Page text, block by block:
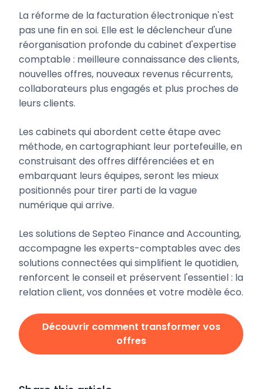
La réforme de la facturation électronique n'est
pas une fin en soi. Elle est le déclencheur d'une
réorganisation profonde du cabinet d'expertise
comptable : meilleure connaissance des clients,
nouvelles offres, nouveaux revenus récurrents,
collaborateurs plus engagés et plus proches de
leurs clients.
Les cabinets qui abordent cette étape avec
méthode, en cartographiant leur portefeuille, en
construisant des offres différenciées et en
embarquant leurs équipes, seront les mieux
positionnés pour tirer parti de la vague
numérique qui arrive.
Les solutions de Septeo Finance and Accounting,
accompagne les experts-comptables avec des
solutions connectées qui simplifient le quotidien,
renforcent le conseil et préservent l'essentiel : la
relation client, vos données et votre modèle éco.
Découvrir comment transformer vos
offres